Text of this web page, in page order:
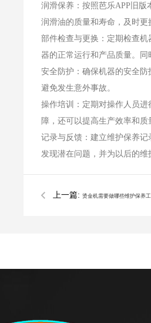
润滑保养：按照芭乐APP旧
润滑油的质量和寿命，及时更
部件检查与更换：定期检查机器
器的正常运行和产品质量。同
安全防护：确保机器的安全防护
避免发生意外事故。
操作培训：定期对操作人员
障，还可以提高生产效率和质量
记录与反馈：建立维护保养记
发现潜在问题，并为以后的维
上一篇: 烫金机需要做哪些维护保养工作